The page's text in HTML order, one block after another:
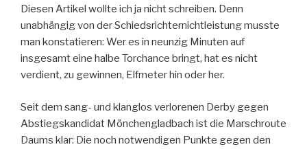
Diesen Artikel wollte ich ja nicht schreiben. Denn
unabhängig von der Schiedsrichternichtleistung musste
man konstatieren: Wer es in neunzig Minuten auf
insgesamt eine halbe Torchance bringt, hat es nicht
verdient, zu gewinnen, Elfmeter hin oder her.
Seit dem sang- und klanglos verlorenen Derby gegen
Abstiegskandidat Mönchengladbach ist die Marschroute
Daums klar: Die noch notwendigen Punkte gegen den